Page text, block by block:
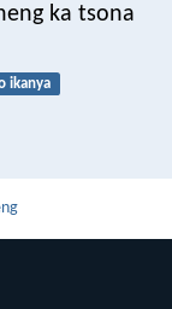
ka tsona
ikanya